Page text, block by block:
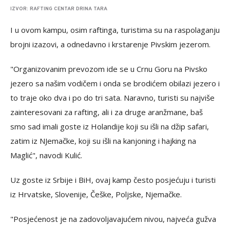
IZVOR: RAFTING CENTAR DRINA TARA
I u ovom kampu, osim raftinga, turistima su na raspolaganju
brojni izazovi, a odnedavno i krstarenje Pivskim jezerom.
"Organizovanim prevozom ide se u Crnu Goru na Pivsko
jezero sa našim vodičem i onda se brodićem obilazi jezero i
to traje oko dva i po do tri sata. Naravno, turisti su najviše
zainteresovani za rafting, ali i za druge aranžmane, baš
smo sad imali goste iz Holandije koji su išli na džip safari,
zatim iz NJemačke, koji su išli na kanjoning i hajking na
Maglić", navodi Kulić.
Uz goste iz Srbije i BiH, ovaj kamp često posjećuju i turisti
iz Hrvatske, Slovenije, Češke, Poljske, Njemačke.
"Posjećenost je na zadovoljavajućem nivou, najveća gužva